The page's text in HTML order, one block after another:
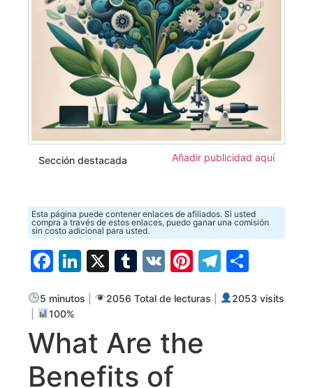
Sección destacada Añadir publicidad aquí
Esta página puede contener enlaces de afiliados. Si usted
compra a través de estos enlaces, puedo ganar una comisión
sin costo adicional para usted.
Facebook
LinkedIn
X Tumblr
VK Pinterest
5 minutos 2056 Total de lecturas
2053 visits
100%
What Are the
Benefits of